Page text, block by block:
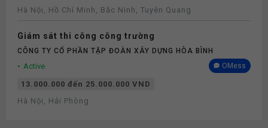
Hà Nội, Hồ Chí Minh, Bắc Ninh, Tuyên Quang
Giám sát thi công công trường
CÔNG TY CỔ PHẦN TẬP ĐOÀN XÂY DỰNG HÒA BÌNH
Active OMess
13.000.000 đến 25.000.000 VND
Hà Nội, Hải Phòng